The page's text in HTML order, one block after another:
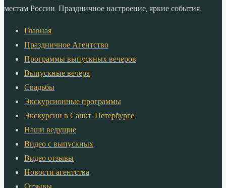
местам России. Праздничное настроение, яркие события.
Главная
Праздничное Агентство
Программы выпускных вечеров
Выпускные вечера
Свадьбы
Экскурсионные программы
Экскурсии в Санкт-Петербурге
Наши ведущие
Видео с выпускных
Видео отзывы
Новости агентства